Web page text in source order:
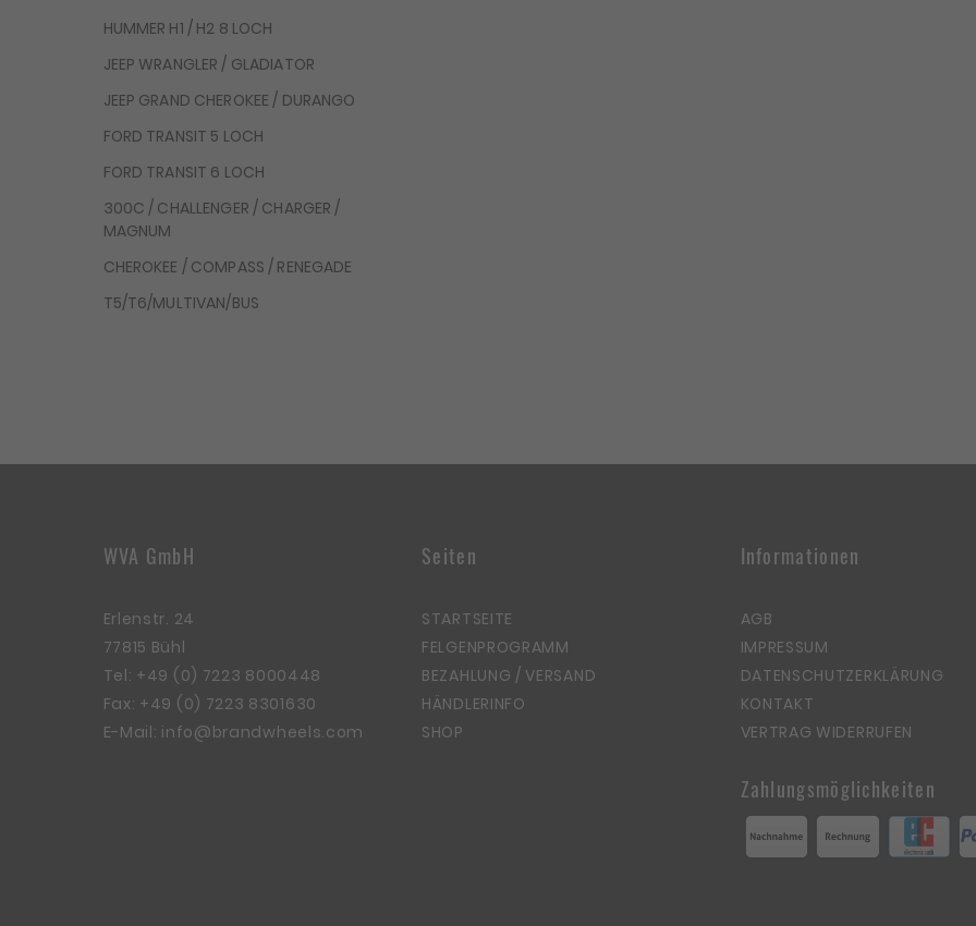
HUMMER H1 / H2 8 LOCH
JEEP WRANGLER / GLADIATOR
JEEP GRAND CHEROKEE / DURANGO
FORD TRANSIT 5 LOCH
FORD TRANSIT 6 LOCH
300C / CHALLENGER / CHARGER /
MAGNUM
CHEROKEE / COMPASS / RENEGADE
T5/T6/MULTIVAN/BUS
WVA GmbH
Erlenstr. 24
77815 Bühl
Tel: +49 (0) 7223 8000448
Fax: +49 (0) 7223 8301630
E-Mail: info@brandwheels.com
Seiten
STARTSEITE
FELGENPROGRAMM
BEZAHLUNG / VERSAND
HÄNDLERINFO
SHOP
Informationen
AGB
IMPRESSUM
DATENSCHUTZERKLÄRUNG
KONTAKT
VERTRAG WIDERRUFEN
Zahlungsmöglichkeiten